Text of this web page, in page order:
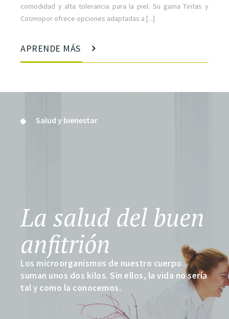
comodidad y alta tolerancia para la piel. Su gama Tiritas y
Cosmopor ofrece opciones adaptadas a [...]
APRENDE MÁS
Salud y bienestar
La salud del buen
anfitrión
Los microorganismos de nuestro cuerpo
suman unos dos kilos. Sin ellos, la vida no sería
tal y como la conocemos.